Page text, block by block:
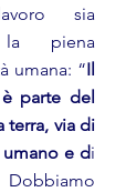
sia
la piena
umana: “Il
parte del
terra, via di
e di
Dobbiamo